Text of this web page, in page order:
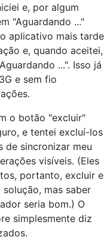
e, por algum
"Aguardando ..."
aplicativo mais tarde
e, quando aceitei,
...". Isso já
e sem fio
o botão "excluir"
e tentei excluí-los
de sincronizar meu
visíveis. (Eles
portanto, excluir e
mas saber
seria bom.) O
simplesmente diz